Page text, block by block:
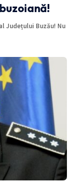
Județului Buzău! Nu